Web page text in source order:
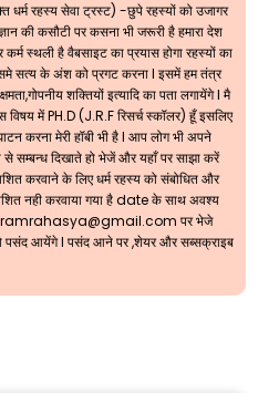
धर्म रहस्य सेवा ट्रस्ट) -छुपे रहस्यों को उजागर
की कसौटी पर कसना भी जरूरी है हमारा देश
कर्म स्थली है वैबसाइट का प्रयास होगा रहस्यों का
सत्य के अंश को प्रगट करना l इसमें हम तंत्र
शक्तियों इत्यादि का पता लगायेंगे l मै
विषय में PH.D (J.R.F रिसर्च स्कॉलर) हूँ इसलिए
करना मेरी हॉबी भी है l आप लोग भी अपने
से सम्बन्ध दिखाते हो भेजें और यहाँ पर साझा करें
करवाने के लिए धर्म रहस्य को संबोधित और
नही करवाया गया है date के साथ अवश्य
पर भेजे
पसंद आयेंगे l पसंद आने पर ,शेयर और सब्सक्राइब